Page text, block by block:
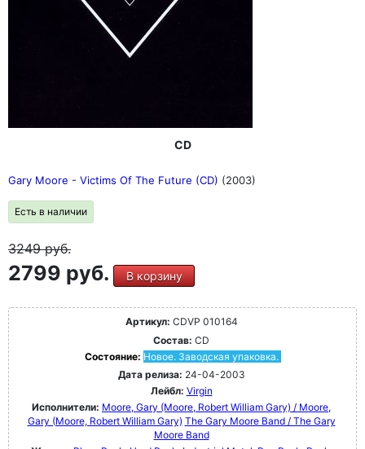
CD
Gary Moore - Victims Of The Future (CD) (2003)
Есть в наличии
3249руб.
2799 руб. В корзину
Артикул: CDVP 010164
Состав: CD
Состояние: Новое. Заводская упаковка.
Дата релиза: 24-04-2003
Лейбл: Virgin
Исполнители: Moore, Gary (Moore, Robert William Gary) / Moore,
Gary (Moore, Robert William Gary) The Gary Moore Band / The Gary
Moore Band